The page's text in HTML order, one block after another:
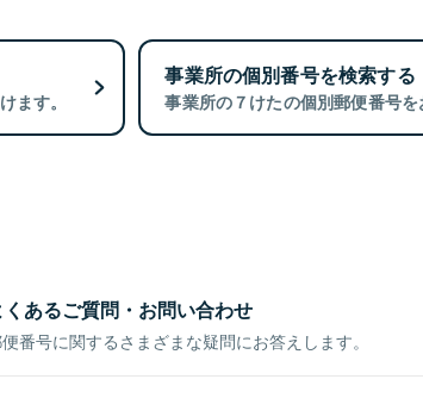
ます。
事業所の個別番号を検索する
事業所の７けたの個別郵便番号を
くあるご質問・お問い合わせ
番号に関するさまざまな疑問にお答えします。